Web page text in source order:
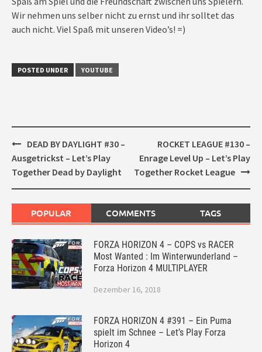
Wir nehmen uns selber nicht zu ernst und ihr solltet das
auch nicht. Viel Spaß mit unseren Video’s! =)
POSTED UNDER YOUTUBE
Post
navigation
DEAD BY DAYLIGHT #30 –
Ausgetrickst – Let’s Play
Together Dead by Daylight
ROCKET LEAGUE #130 –
Enrage Level Up – Let’s Play
Together Rocket League
POPULAR COMMENTS TAGS
FORZA HORIZON 4 – COPS vs RACER
Most Wanted : Im Winterwunderland –
Forza Horizon 4 MULTIPLAYER
Dezember 16, 2018
FORZA HORIZON 4 #391 – Ein Puma
spielt im Schnee – Let’s Play Forza
Horizon 4